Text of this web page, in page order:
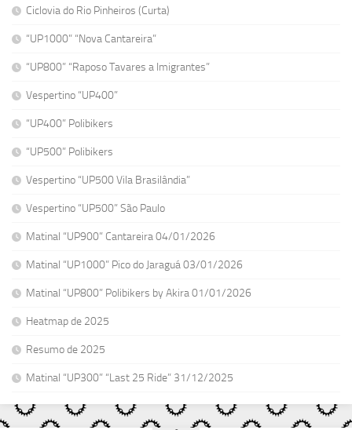
Ciclovia do Rio Pinheiros (Curta)
“UP1000” “Nova Cantareira”
“UP800” “Raposo Tavares a Imigrantes”
Vespertino “UP400”
“UP400” Polibikers
“UP500” Polibikers
Vespertino “UP500 Vila Brasilândia”
Vespertino “UP500” São Paulo
Matinal “UP900” Cantareira 04/01/2026
Matinal “UP1000” Pico do Jaraguá 03/01/2026
Matinal “UP800” Polibikers by Akira 01/01/2026
Heatmap de 2025
Resumo de 2025
Matinal “UP300” “Last 25 Ride” 31/12/2025